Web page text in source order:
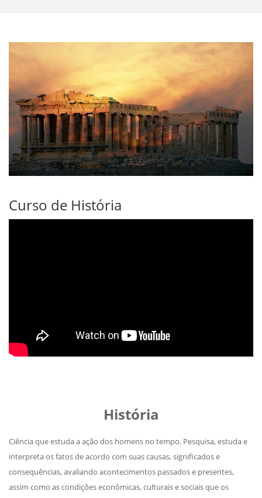
Curso de História
História
Ciência que estuda a ação dos homens no tempo. Pesquisa, estuda e
interpreta os fatos de acordo com suas causas, significados e
consequências, avaliando acontecimentos passados e presentes,
assim como as condições econômicas, culturais e sociais que os